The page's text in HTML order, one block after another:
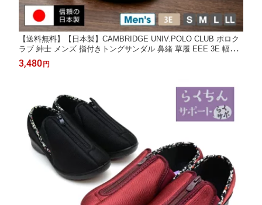
【送料無料】【日本製】CAMBRIDGE UNIV.POLO CLUB ポロク
ラブ 紳士 メンズ 指付きトングサンダル 鼻緒 草履 EEE 3E 幅広
つっかけ 玄関履き 滑りにくい オフィス 玄関 事務所 お父さん プ
チプラ 普段履き 軽量 父の日 敬老の日 ギフト プレゼント ニッセ
3,480 円